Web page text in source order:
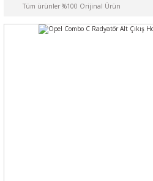
Tüm ürünler %100 Orijinal Ürün